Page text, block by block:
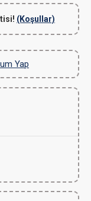
(Koşullar)
Yap